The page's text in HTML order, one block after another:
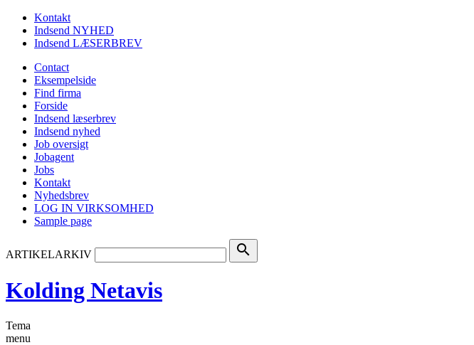
Kontakt
Indsend NYHED
Indsend LÆSERBREV
Contact
Eksempelside
Find firma
Forside
Indsend læserbrev
Indsend nyhed
Job oversigt
Jobagent
Jobs
Kontakt
Nyhedsbrev
LOG IN VIRKSOMHED
Sample page
ARTIKELARKIV search
Kolding Netavis
Tema
menu